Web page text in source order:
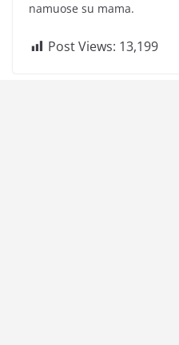
namuose su mama.
Post Views: 13,199